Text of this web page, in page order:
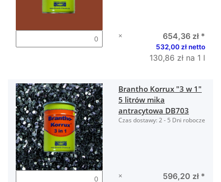
× 654,36 zł *
532,00 zł netto
130,86 zł na 1 l
Brantho Korrux "3 w 1"
5 litrów mika
antracytowa DB703
Czas dostawy:2 - 5 Dni robocze
× 596,20 zł *